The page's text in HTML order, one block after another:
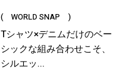
( WORLD SNAP )
Tシャツ×デニムだけのベー
シックな組み合わせこそ、
シルエッ...